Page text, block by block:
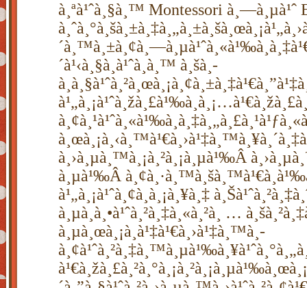
à¸ªà¹ˆà¸§à¸™ Montessori à¸—à¸µà¹ˆ
´à¹‹à¸§à¸à¹ˆà¸­à¸™ à¸šà¸­
à¸›à¸µà¸™à¸¡à¸²à¸¡à¸µà¹‰Â
à¸µà¹‰Â
à¹„à¸¡à¹ˆà¸¢à¸­à¸¡à¸¥à¸‡
à¸µà¸à¸•à¹ˆà¸²à¸‡à¸«à¸²à¸ …
à¸µà¸œà¸¡à¸à¹‡à¹€à¸›à¹‡à¸™à¸­